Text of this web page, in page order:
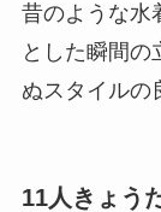
昔のような水
とした瞬間の
ぬスタイルの
11人きょう